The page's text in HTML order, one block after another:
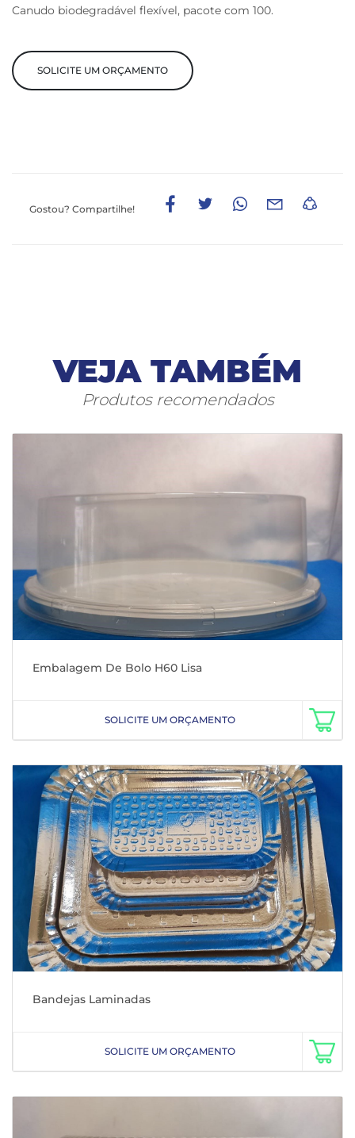
Canudo biodegradável flexível, pacote com 100.
SOLICITE UM ORÇAMENTO
Gostou? Compartilhe!
VEJA TAMBÉM
Produtos recomendados
Embalagem De Bolo H60 Lisa
SOLICITE UM ORÇAMENTO
Bandejas Laminadas
SOLICITE UM ORÇAMENTO